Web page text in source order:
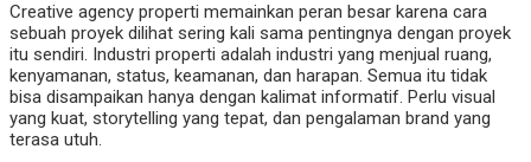
Creative agency properti memainkan peran besar karena cara
sebuah proyek dilihat sering kali sama pentingnya dengan proyek
itu sendiri. Industri properti adalah industri yang menjual ruang,
kenyamanan, status, keamanan, dan harapan. Semua itu tidak
bisa disampaikan hanya dengan kalimat informatif. Perlu visual
yang kuat, storytelling yang tepat, dan pengalaman brand yang
terasa utuh.